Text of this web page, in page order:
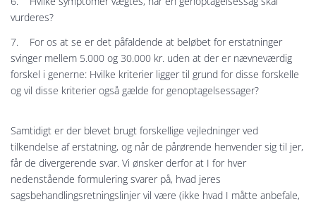
vurderes?
7. For os at se er det påfaldende at beløbet for erstatninger
svinger mellem 5.000 og 30.000 kr. uden at der er nævneværdig
forskel i generne: Hvilke kriterier ligger til grund for disse forskelle
og vil disse kriterier også gælde for genoptagelsessager?
Samtidigt er der blevet brugt forskellige vejledninger ved
tilkendelse af erstatning, og når de pårørende henvender sig til jer,
får de divergerende svar. Vi ønsker derfor at I for hver
nedenstående formulering svarer på, hvad jeres
sagsbehandlingsretningslinjer vil være (ikke hvad I måtte anbefale,